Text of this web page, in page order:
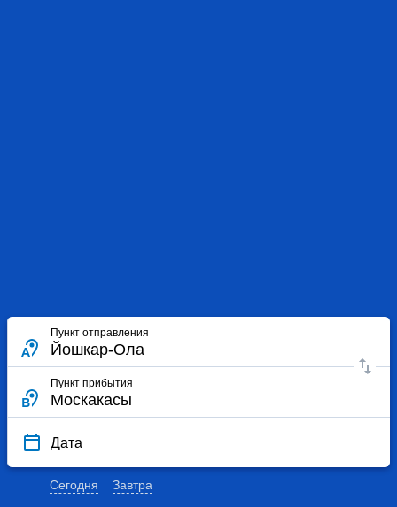
Пункт отправления
Пункт прибытия
Дата
Сегодня Завтра